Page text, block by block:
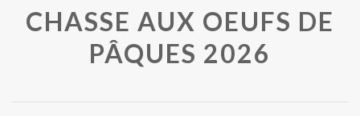
CHASSE AUX OEUFS DE
PÂQUES 2026